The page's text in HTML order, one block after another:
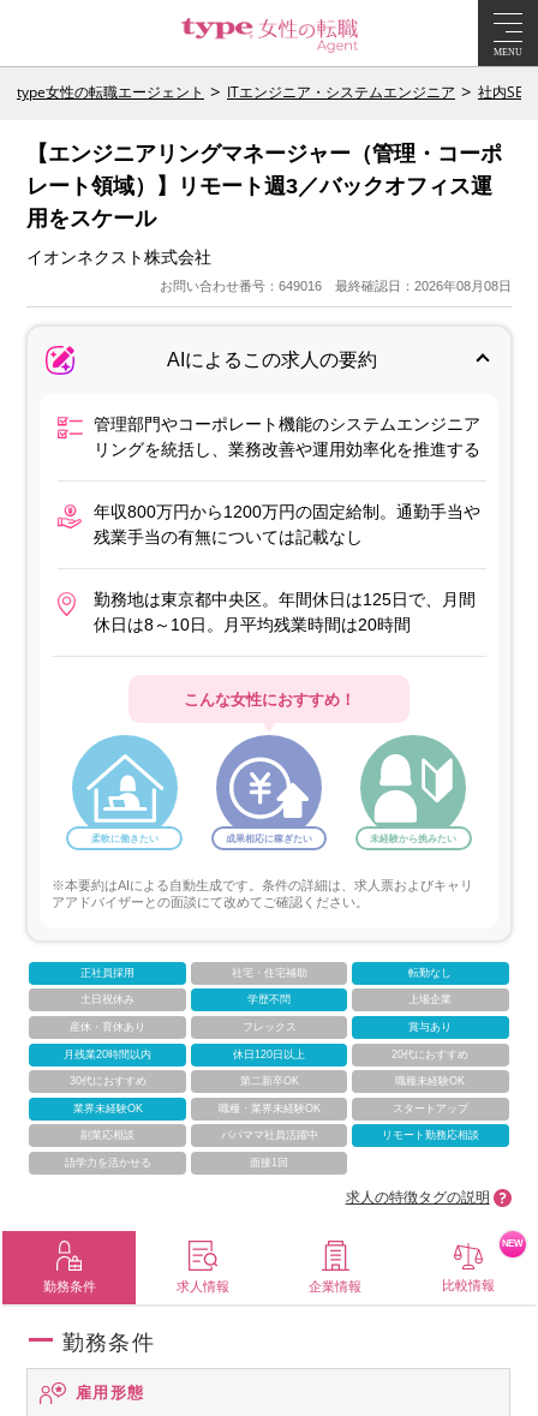
MENU
type女性の転職エージェント ITエンジニア・システムエンジニア 社内SE
【エンジニアリングマネージャー（管理・コーポ
レート領域）】リモート週3／バックオフィス運
用をスケール
イオンネクスト株式会社
お問い合わせ番号：649016 最終確認日：2026年08月08日
AIによるこの求人の要約
管理部門やコーポレート機能のシステムエンジニア
リングを統括し、業務改善や運用効率化を推進する
年収800万円から1200万円の固定給制。通勤手当や
残業手当の有無については記載なし
勤務地は東京都中央区。年間休日は125日で、月間
休日は8～10日。月平均残業時間は20時間
こんな女性におすすめ！
柔軟に働きたい 成果相応に稼ぎたい 未経験から挑みたい
※本要約はAIによる自動生成です。条件の詳細は、求人票およびキャリ
アアドバイザーとの面談にて改めてご確認ください。
正社員採用 社宅・住宅補助 転勤なし
土日祝休み 学歴不問 上場企業
産休・育休あり フレックス 賞与あり
月残業20時間以内 休日120日以上 20代におすすめ
30代におすすめ 第二新卒OK 職種未経験OK
業界未経験OK 職種・業界未経験OK スタートアップ
副業応相談 パパママ社員活躍中 リモート勤務応相談
語学力を活かせる 面接1回
求人の特徴タグの説明
勤務条件 求人情報 企業情報 比較情報
NEW
勤務条件
雇用形態